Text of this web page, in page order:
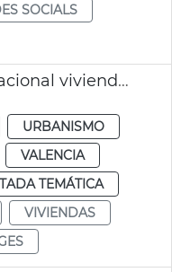
SOCIALS
Acuerdo GVA suelo dotacional viviendas València
URBANISMO
VALENCIA
TEMÁTICA
VIVIENDAS